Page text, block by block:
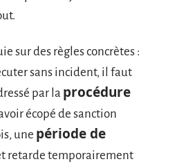
sur des règles concrètes :
sans incident, il faut
par la procédure
écopé de sanction
une période de
retarde temporairement